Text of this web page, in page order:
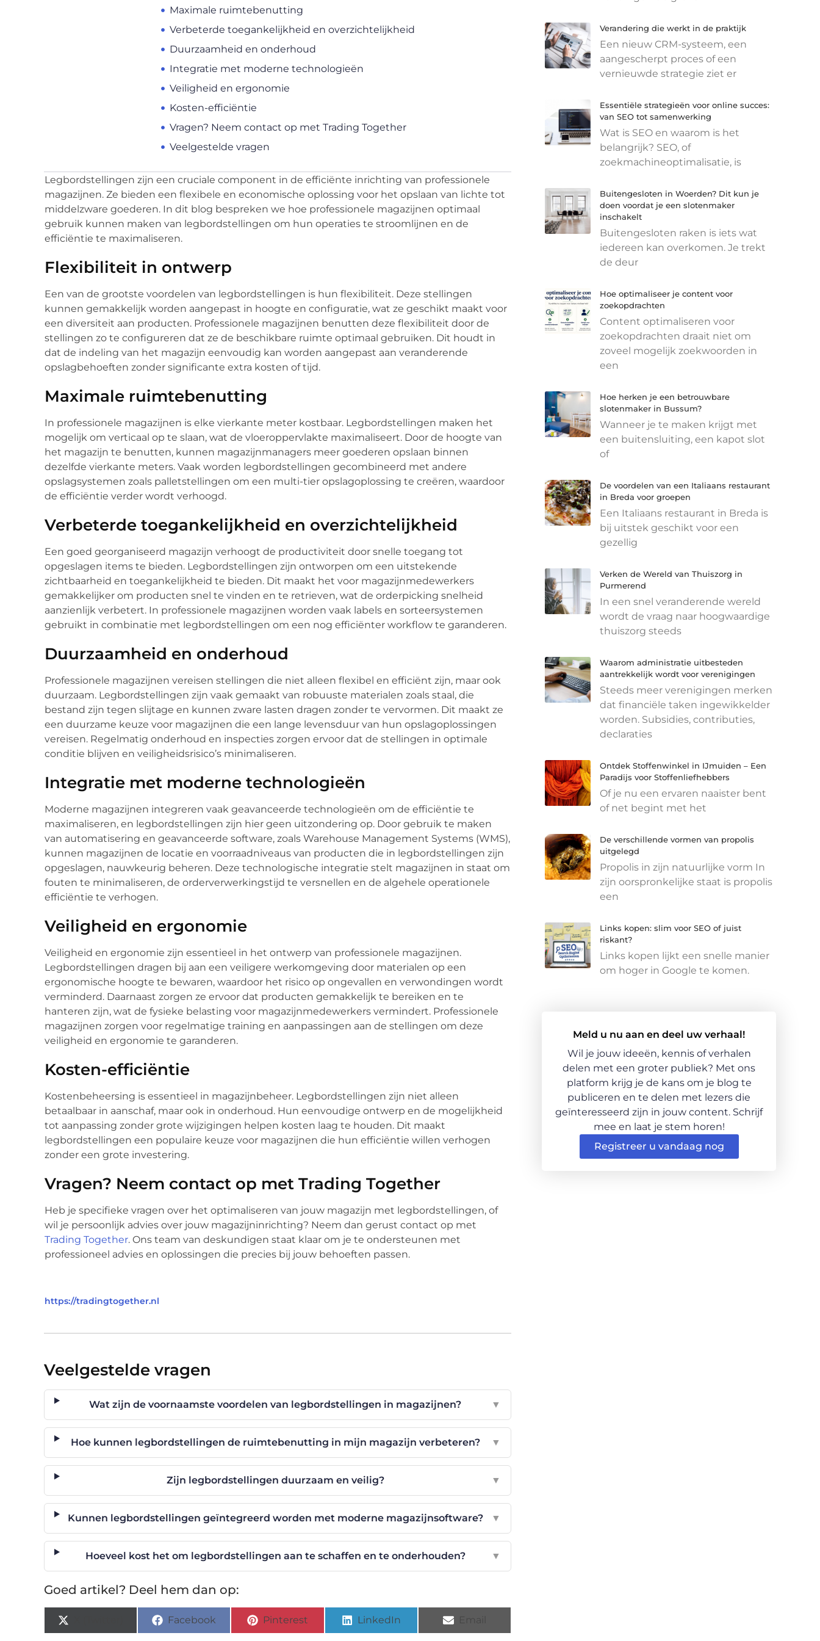
Maximale ruimtebenutting
Verbeterde toegankelijkheid en overzichtelijkheid
Duurzaamheid en onderhoud
Integratie met moderne technologieën
Veiligheid en ergonomie
Kosten-efficiëntie
Vragen? Neem contact op met Trading Together
Veelgestelde vragen
Legbordstellingen zijn een cruciale component in de efficiënte inrichting van professionele
magazijnen. Ze bieden een flexibele en economische oplossing voor het opslaan van lichte tot
middelzware goederen. In dit blog bespreken we hoe professionele magazijnen optimaal
gebruik kunnen maken van legbordstellingen om hun operaties te stroomlijnen en de
efficiëntie te maximaliseren.
Flexibiliteit in ontwerp
Een van de grootste voordelen van legbordstellingen is hun flexibiliteit. Deze stellingen
kunnen gemakkelijk worden aangepast in hoogte en configuratie, wat ze geschikt maakt voor
een diversiteit aan producten. Professionele magazijnen benutten deze flexibiliteit door de
stellingen zo te configureren dat ze de beschikbare ruimte optimaal gebruiken. Dit houdt in
dat de indeling van het magazijn eenvoudig kan worden aangepast aan veranderende
opslagbehoeften zonder significante extra kosten of tijd.
Maximale ruimtebenutting
In professionele magazijnen is elke vierkante meter kostbaar. Legbordstellingen maken het
mogelijk om verticaal op te slaan, wat de vloeroppervlakte maximaliseert. Door de hoogte van
het magazijn te benutten, kunnen magazijnmanagers meer goederen opslaan binnen
dezelfde vierkante meters. Vaak worden legbordstellingen gecombineerd met andere
opslagsystemen zoals palletstellingen om een multi-tier opslagoplossing te creëren, waardoor
de efficiëntie verder wordt verhoogd.
Verbeterde toegankelijkheid en overzichtelijkheid
Een goed georganiseerd magazijn verhoogt de productiviteit door snelle toegang tot
opgeslagen items te bieden. Legbordstellingen zijn ontworpen om een uitstekende
zichtbaarheid en toegankelijkheid te bieden. Dit maakt het voor magazijnmedewerkers
gemakkelijker om producten snel te vinden en te retrieven, wat de orderpicking snelheid
aanzienlijk verbetert. In professionele magazijnen worden vaak labels en sorteersystemen
gebruikt in combinatie met legbordstellingen om een nog efficiënter workflow te garanderen.
Duurzaamheid en onderhoud
Professionele magazijnen vereisen stellingen die niet alleen flexibel en efficiënt zijn, maar ook
duurzaam. Legbordstellingen zijn vaak gemaakt van robuuste materialen zoals staal, die
bestand zijn tegen slijtage en kunnen zware lasten dragen zonder te vervormen. Dit maakt ze
een duurzame keuze voor magazijnen die een lange levensduur van hun opslagoplossingen
vereisen. Regelmatig onderhoud en inspecties zorgen ervoor dat de stellingen in optimale
conditie blijven en veiligheidsrisico’s minimaliseren.
Integratie met moderne technologieën
Moderne magazijnen integreren vaak geavanceerde technologieën om de efficiëntie te
maximaliseren, en legbordstellingen zijn hier geen uitzondering op. Door gebruik te maken
van automatisering en geavanceerde software, zoals Warehouse Management Systems (WMS),
kunnen magazijnen de locatie en voorraadniveaus van producten die in legbordstellingen zijn
opgeslagen, nauwkeurig beheren. Deze technologische integratie stelt magazijnen in staat om
fouten te minimaliseren, de orderverwerkingstijd te versnellen en de algehele operationele
efficiëntie te verhogen.
Veiligheid en ergonomie
Veiligheid en ergonomie zijn essentieel in het ontwerp van professionele magazijnen.
Legbordstellingen dragen bij aan een veiligere werkomgeving door materialen op een
ergonomische hoogte te bewaren, waardoor het risico op ongevallen en verwondingen wordt
verminderd. Daarnaast zorgen ze ervoor dat producten gemakkelijk te bereiken en te
hanteren zijn, wat de fysieke belasting voor magazijnmedewerkers vermindert. Professionele
magazijnen zorgen voor regelmatige training en aanpassingen aan de stellingen om deze
veiligheid en ergonomie te garanderen.
Kosten-efficiëntie
Kostenbeheersing is essentieel in magazijnbeheer. Legbordstellingen zijn niet alleen
betaalbaar in aanschaf, maar ook in onderhoud. Hun eenvoudige ontwerp en de mogelijkheid
tot aanpassing zonder grote wijzigingen helpen kosten laag te houden. Dit maakt
legbordstellingen een populaire keuze voor magazijnen die hun efficiëntie willen verhogen
zonder een grote investering.
Vragen? Neem contact op met Trading Together
Heb je specifieke vragen over het optimaliseren van jouw magazijn met legbordstellingen, of
wil je persoonlijk advies over jouw magazijninrichting? Neem dan gerust contact op met
Trading Together. Ons team van deskundigen staat klaar om je te ondersteunen met
professioneel advies en oplossingen die precies bij jouw behoeften passen.
https://tradingtogether.nl
Veelgestelde vragen
Wat zijn de voornaamste voordelen van legbordstellingen in magazijnen? ▼
Hoe kunnen legbordstellingen de ruimtebenutting in mijn magazijn verbeteren? ▼
Zijn legbordstellingen duurzaam en veilig? ▼
Kunnen legbordstellingen geïntegreerd worden met moderne magazijnsoftware? ▼
Hoeveel kost het om legbordstellingen aan te schaffen en te onderhouden? ▼
Goed artikel? Deel hem dan op:
Facebook Pinterest LinkedIn
Verandering die werkt in de praktijk
Een nieuw CRM-systeem, een
aangescherpt proces of een
vernieuwde strategie ziet er
Essentiële strategieën voor online succes:
van SEO tot samenwerking
Wat is SEO en waarom is het
belangrijk? SEO, of
zoekmachineoptimalisatie, is
Buitengesloten in Woerden? Dit kun je
doen voordat je een slotenmaker
inschakelt
Buitengesloten raken is iets wat
iedereen kan overkomen. Je trekt
de deur
Hoe optimaliseer je content voor
zoekopdrachten
Content optimaliseren voor
zoekopdrachten draait niet om
zoveel mogelijk zoekwoorden in
een
Hoe herken je een betrouwbare
slotenmaker in Bussum?
Wanneer je te maken krijgt met
een buitensluiting, een kapot slot
of
De voordelen van een Italiaans restaurant
in Breda voor groepen
Een Italiaans restaurant in Breda is
bij uitstek geschikt voor een
gezellig
Verken de Wereld van Thuiszorg in
Purmerend
In een snel veranderende wereld
wordt de vraag naar hoogwaardige
thuiszorg steeds
Waarom administratie uitbesteden
aantrekkelijk wordt voor verenigingen
Steeds meer verenigingen merken
dat financiële taken ingewikkelder
worden. Subsidies, contributies,
declaraties
Ontdek Stoffenwinkel in IJmuiden – Een
Paradijs voor Stoffenliefhebbers
Of je nu een ervaren naaister bent
of net begint met het
De verschillende vormen van propolis
uitgelegd
Propolis in zijn natuurlijke vorm In
zijn oorspronkelijke staat is propolis
een
Links kopen: slim voor SEO of juist
riskant?
Links kopen lijkt een snelle manier
om hoger in Google te komen.
Meld u nu aan en deel uw verhaal!
Wil je jouw ideeën, kennis of verhalen
delen met een groter publiek? Met ons
platform krijg je de kans om je blog te
publiceren en te delen met lezers die
geïnteresseerd zijn in jouw content. Schrijf
mee en laat je stem horen!
Registreer u vandaag nog